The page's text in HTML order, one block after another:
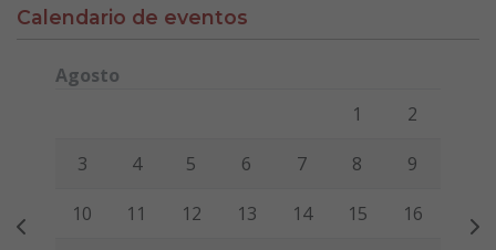
Calendario de eventos
Agosto
Viernes Sábado
1 2
3 4 5 6 7 8 9
10 11 12 13 14 15 16